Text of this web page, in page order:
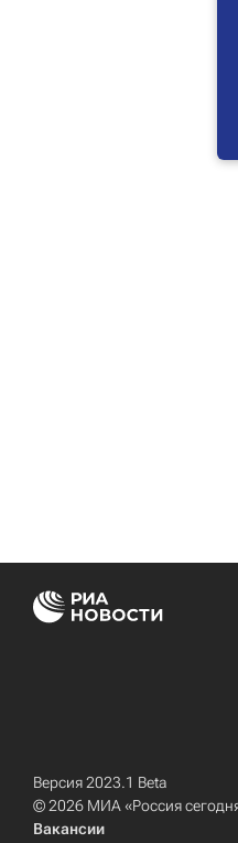
Версия 2023.1 Beta
© 2026 МИА «Россия
Вакансии